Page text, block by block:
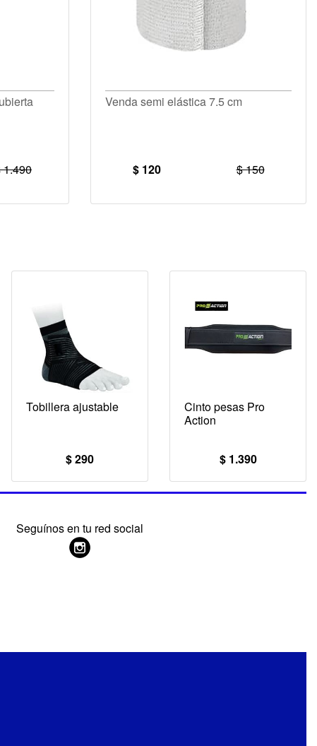
1.490
Venda semi elástica 7.5 cm
$ 120 $ 150
Tobillera ajustable
$ 290
Cinto pesas Pro
Action
$ 1.390
Seguínos en tu red social